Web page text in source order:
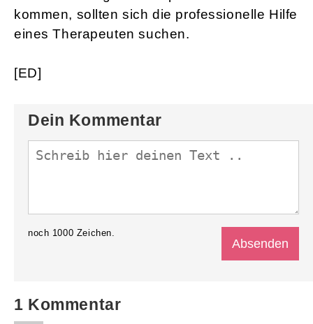
kommen, sollten sich die professionelle Hilfe
eines Therapeuten suchen.
[ED]
Dein Kommentar
noch 1000 Zeichen.
1 Kommentar